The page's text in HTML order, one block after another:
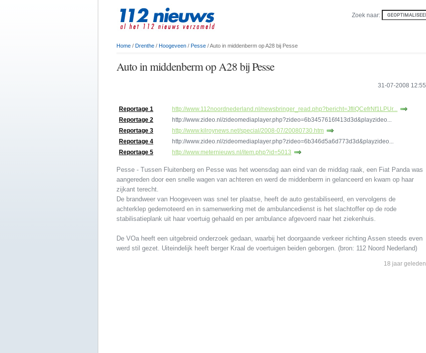
Zoek naar:
Home / Drenthe / Hoogeveen / Pesse / Auto in middenberm op A28 bij Pesse
Auto in middenberm op A28 bij Pesse
31-07-2008 12:55
Reportage 1
http://www.112noordnederland.nl/newsbringer_read.php?bericht=JfllQCefrNf1LPUr...
Reportage 2
http://www.zideo.nl/zideomediaplayer.php?zideo=6b3457616f413d3d&playzideo...
Reportage 3
http://www.kilroynews.net/special/2008-07/20080730.htm
Reportage 4
http://www.zideo.nl/zideomediaplayer.php?zideo=6b346d5a6d773d3d&playzideo...
Reportage 5
http://www.meternieuws.nl/item.php?id=5013
Pesse - Tussen Fluitenberg en Pesse was het woensdag aan eind van de middag raak, een Fiat Panda was
aangereden door een snelle wagen van achteren en werd de middenberm in gelanceerd en kwam op haar
zijkant terecht.
De brandweer van Hoogeveen was snel ter plaatse, heeft de auto gestabiliseerd, en vervolgens de
achterklep gedemoteerd en in samenwerking met de ambulancedienst is het slachtoffer op de rode
stabilisatieplank uit haar voertuig gehaald en per ambulance afgevoerd naar het ziekenhuis.
De VOa heeft een uitgebreid onderzoek gedaan, waarbij het doorgaande verkeer richting Assen steeds even
werd stil gezet. Uiteindelijk heeft berger Kraal de voertuigen beiden geborgen. (bron: 112 Noord Nederland)
18 jaar geleden